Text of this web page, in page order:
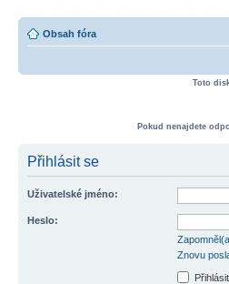
Obsah fóra
Toto
Pokud nenajdete
Přihlásit se
Uživatelské jméno:
Heslo:
Znovu